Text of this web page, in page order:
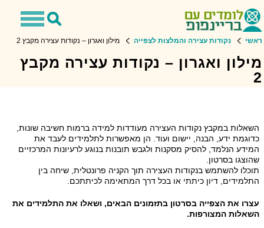
Toggle
Toggle
ראשי נקודות עצירה והמלצות לצפייה מילון ואגרון – נקודות עצירה מקבץ 2
מילון ואגרון – נקודות עצירה מקבץ
2
השאלות במקבץ נקודות העצירה מעודדות למידה ברמות חשיבה שונות,
כדוגמת ידע, הבנה, יישום ועוד. הן מאפשרות לתלמידים לעבד את
המידע הנלמד, להסיק מסקנות ולגבש תובנות בנוגע לרעיונות המרכזיים
שהוצגו בסרטון.
תוכלו להשתמש בנקודות העצירה תוך הקניה פרונטלית, שיחה בין
התלמידים, דיון כיתתי או בכל דרך המתאימה לכיתתכם.
עצרו את הצפייה בסרטון בתזמונים הבאים, ושאלו את התלמידים את
השאלות המצורפות.